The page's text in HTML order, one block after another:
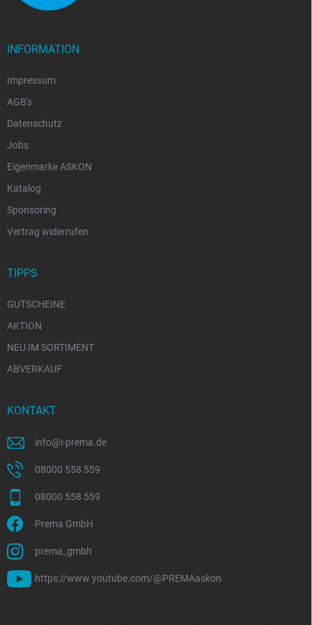
INFORMATION
Impressum
AGB's
Datenschutz
Jobs
Eigenmarke ASKON
Katalog
Sponsoring
Vertrag widerrufen
TIPPS
GUTSCHEINE
AKTION
NEU IM SORTIMENT
ABVERKAUF
KONTAKT
info@i-prema.de
08000 558 559
08000 558 559
Prema GmbH
prema_gmbh
https://www.youtube.com/@PREMAaskon